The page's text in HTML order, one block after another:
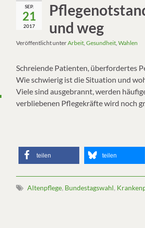
SEP.
21
2017
und weg
Veröffentlicht unterArbeit Gesundheit Wahlen
Schreiende Patienten, überfordertes
Wie schwierig ist die Situation und
Viele sind ausgebrannt, werden
verbliebenen Pflegekräfte wird noch
teilen teilen
Altenpflege, Bundestagswahl,